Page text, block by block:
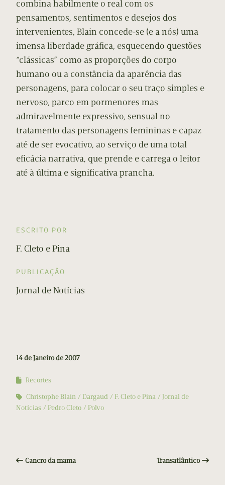
combina habilmente o real com os
pensamentos, sentimentos e desejos dos
intervenientes, Blain concede-se (e a nós) uma
imensa liberdade gráfica, esquecendo questões
“clássicas” como as proporções do corpo
humano ou a constância da aparência das
personagens, para colocar o seu traço simples e
nervoso, parco em pormenores mas
admiravelmente expressivo, sensual no
tratamento das personagens femininas e capaz
até de ser evocativo, ao serviço de uma total
eficácia narrativa, que prende e carrega o leitor
até à última e significativa prancha.
ESCRITO POR
F. Cleto e Pina
PUBLICAÇÃO
Jornal de Notícias
14 de Janeiro de 2007
Recortes
Christophe Blain
Dargaud F. Cleto e Pina
Jornal de
Notícias
Pedro Cleto Polvo
Cancro da mama Transatlântico